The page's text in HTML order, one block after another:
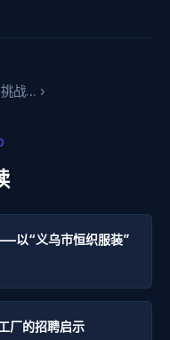
战… ›
以“义乌市恒织服装”
厂的招聘启示